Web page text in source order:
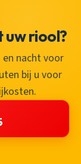
uw riool?
nacht voor
bij u voor